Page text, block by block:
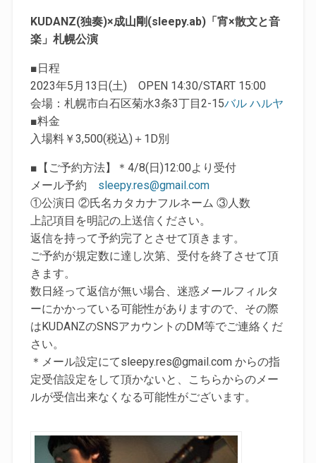
KUDANZ(独奏)×成山剛(sleepy.ab)「宵×散文と音
楽」札幌公演
■日程
2023年5月13日(土) OPEN 14:30/START 15:00
会場：札幌市白石区菊水3条3丁目2-15バル ハルヤ
■料金
入場料￥3,500(税込)＋1D別
■【ご予約方法】＊4/8(日)12:00より受付
メール予約 sleepy.res@gmail.com
①公演日 ②氏名カタカナフルネーム ③人数
上記項目を明記の上送信ください。
返信を持って予約完了とさせて頂きます。
ご予約が規定数に達し次第、受付を終了させて頂
きます。
数日経って返信が無い場合、迷惑メールフィルタ
ーにかかっている可能性がありますので、その際
はKUDANZのSNSアカウントのDM等でご連絡くだ
さい。
＊メール設定にてsleepy.res@gmail.com からの指
定受信設定をして頂かないと、こちらからのメー
ルが受信出来なくなる可能性がございます。